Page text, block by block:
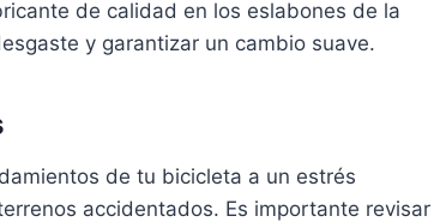
de calidad en los eslabones de la
y garantizar un cambio suave.
de tu bicicleta a un estrés
accidentados. Es importante revisar